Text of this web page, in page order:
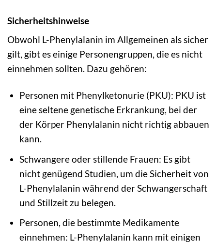
Sicherheitshinweise
Obwohl L-Phenylalanin im Allgemeinen als sicher
gilt, gibt es einige Personengruppen, die es nicht
einnehmen sollten. Dazu gehören:
Personen mit Phenylketonurie (PKU): PKU ist
eine seltene genetische Erkrankung, bei der
der Körper Phenylalanin nicht richtig abbauen
kann.
Schwangere oder stillende Frauen: Es gibt
nicht genügend Studien, um die Sicherheit von
L-Phenylalanin während der Schwangerschaft
und Stillzeit zu belegen.
Personen, die bestimmte Medikamente
einnehmen: L-Phenylalanin kann mit einigen